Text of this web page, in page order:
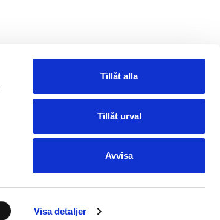
Visa detaljer
Tillåt alla
Tillåt urval
Avvisa